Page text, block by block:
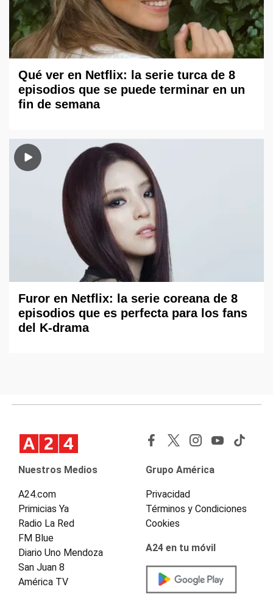
Qué ver en Netflix: la serie turca de 8
episodios que se puede terminar en un
fin de semana
Furor en Netflix: la serie coreana de 8
episodios que es perfecta para los fans
del K-drama
Nuestros Medios
A24.com
Primicias Ya
Radio La Red
FM Blue
Diario Uno Mendoza
San Juan 8
América TV
Grupo América
Privacidad
Términos y Condiciones
Cookies
A24 en tu móvil